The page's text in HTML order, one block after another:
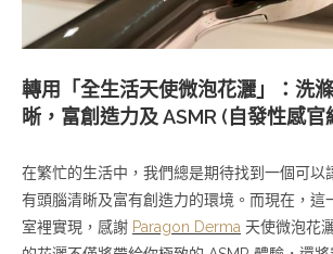
轉用「全生活天使微泡花灑」：洗
晰，富創造力及 ASMR (自發性感
在繁忙的生活中，我們總是期待找到一個可以
有頭腦清晰及富有創造力的環境。而現在，這
室裡實現，感謝 Paragon Derma 天使微泡花